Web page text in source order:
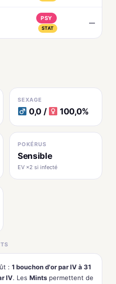
PSY
STAT
—
SEXAGE
0,0 / 100,0%
POKÉRUS
Sensible
EV ×2 si infecté
: 1 bouchon d'or par IV à 31
IV. Les Mints permettent de